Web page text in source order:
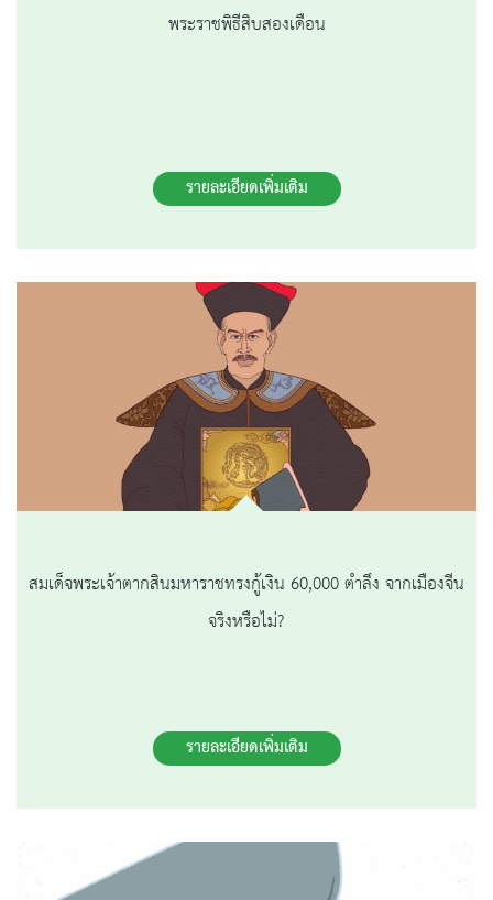
พระราชพิธีสิบสองเดือน
รายละเอียดเพิ่มเติม
สมเด็จพระเจ้าตากสินมหาราชทรงกู้เงิน 60,000 ตำลึง จากเมืองจีน
จริงหรือไม่?
รายละเอียดเพิ่มเติม